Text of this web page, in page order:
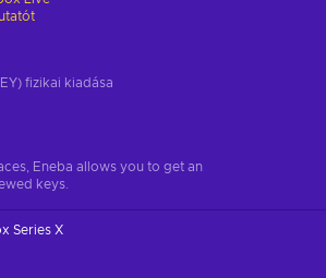
fizikai kiadása
Eneba allows you to get an
keys.
Series X